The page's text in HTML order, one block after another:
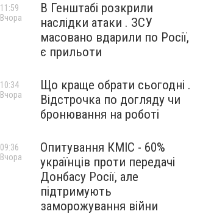
В Генштабі розкрили
наслідки атаки . ЗСУ
масовано вдарили по Росії,
є прильоти
11:59
Вчора
Що краще обрати сьогодні .
Відстрочка по догляду чи
бронювання на роботі
10:34
Вчора
Опитування КМІС - 60%
українців проти передачі
Донбасу Росії, але
підтримують
заморожування війни
09:36
Вчора